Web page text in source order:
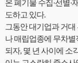
온 폐기물 수집·선별·
도하고 있다.
그동안 대기업과 거대
나 매립업종에 무차별
되자, 몇 년 사이에 소